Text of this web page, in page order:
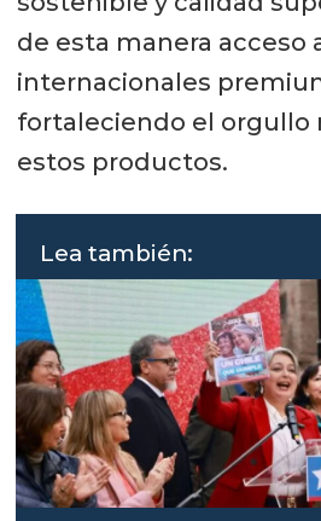
de esta manera acceso
internacionales
fortaleciendo el orgullo
estos productos.
Lea también: